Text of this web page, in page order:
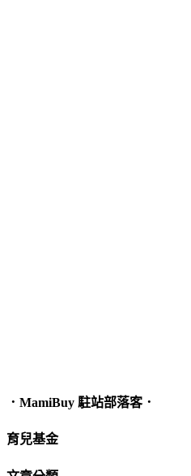
．MamiBuy 駐站部落客．
育兒基金